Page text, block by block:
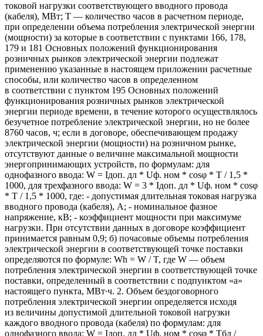
токовой нагрузки соответствующего вводного провода
(кабеля), МВт; Т — количество часов в расчетном периоде,
при определении объема потребления электрической энергии
(мощности) за которые в соответствии с пунктами 166, 178,
179 и 181 Основных положений функционирования
розничных рынков электрической энергии подлежат
применению указанные в настоящем приложении расчетные
способы, или количество часов в определенном
в соответствии с пунктом 195 Основных положений
функционирования розничных рынков электрической
энергии периоде времени, в течение которого осуществлялось
безучетное потребление электрической энергии, но не более
8760 часов, ч; если в договоре, обеспечивающем продажу
электрической энергии (мощности) на розничном рынке,
отсутствуют данные о величине максимальной мощности
энергопринимающих устройств, по формулам: для
однофазного ввода: W = Iдоп. дл * Uф. ном * cosφ * T / 1,5 *
1000, для трехфазного ввода: W = 3 * Iдоп. дл * Uф. ном * cosφ
* T / 1,5 * 1000, где: - допустимая длительная токовая нагрузка
вводного провода (кабеля), А; - номинальное фазное
напряжение, кВ; - коэффициент мощности при максимуме
нагрузки. При отсутствии данных в договоре коэффициент
принимается равным 0,9; б) почасовые объемы потребления
электрической энергии в соответствующей точке поставки
определяются по формуле: Wh = W / T, где W — объем
потребления электрической энергии в соответствующей точке
поставки, определенный в соответствии с подпунктом «а»
настоящего пункта, МВт∙ч. 2. Объем бездоговорного
потребления электрической энергии определяется исходя
из величины допустимой длительной токовой нагрузки
каждого вводного провода (кабеля) по формулам: для
однофазного ввода: W = Iдоп. дл * Uф. ном * cosφ * Tбд /